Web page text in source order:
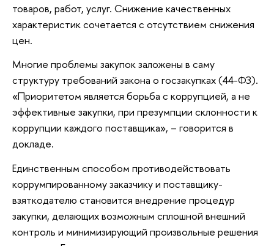
товаров, работ, услуг. Снижение качественных
характеристик сочетается с отсутствием снижения
цен.
Многие проблемы закупок заложены в саму
структуру требований закона о госзакупках (44-ФЗ).
«Приоритетом является борьба с коррупцией, а не
эффективные закупки, при презумпции склонности к
коррупции каждого поставщика», – говорится в
докладе.
Единственным способом противодействовать
коррумпированному заказчику и поставщику-
взяткодателю становится внедрение процедур
закупки, делающих возможным сплошной внешний
контроль и минимизирующий произвольные решения